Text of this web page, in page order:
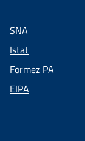
SNA
Istat
Formez PA
EIPA